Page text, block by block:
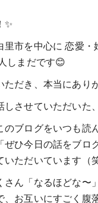
✨
市を中心に 恋愛・
しまだです😊
ただき、本当にあり
しさせていただいた
のブログをいつも
ぜひ今日の話をブロ
ただいています（笑
さん「なるほどな〜
お互いにすごく腹